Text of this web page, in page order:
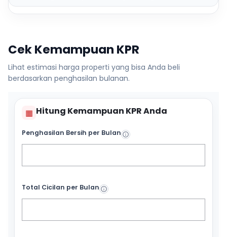
Cek Kemampuan KPR
Lihat estimasi harga properti yang bisa Anda beli
berdasarkan penghasilan bulanan.
▦ Hitung Kemampuan KPR Anda
Penghasilan Bersih per Bulan
Total Cicilan per Bulan